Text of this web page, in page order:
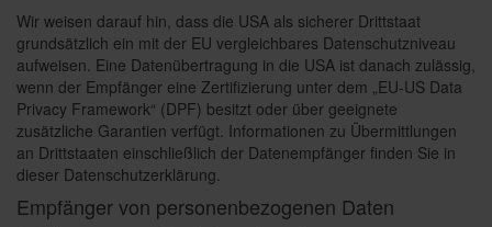
Wir weisen darauf hin, dass die USA als sicherer Drittstaat
grundsätzlich ein mit der EU vergleichbares Datenschutzniveau
aufweisen. Eine Datenübertragung in die USA ist danach zulässig,
wenn der Empfänger eine Zertifizierung unter dem „EU-US Data
Privacy Framework“ (DPF) besitzt oder über geeignete
zusätzliche Garantien verfügt. Informationen zu Übermittlungen
an Drittstaaten einschließlich der Datenempfänger finden Sie in
dieser Datenschutzerklärung.
Empfänger von personenbezogenen Daten